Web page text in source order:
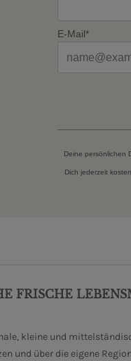
E-Mail*
Deine persönlichen
Dich jederzeit
FRISCHE
kleine und
und über die eigene